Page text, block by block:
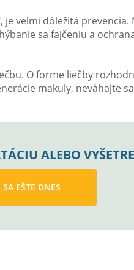
veľmi dôležitá
sa fajčeniu a
O forme liečby
makuly, neváhajte
ALEBO
SA EŠTE DNES